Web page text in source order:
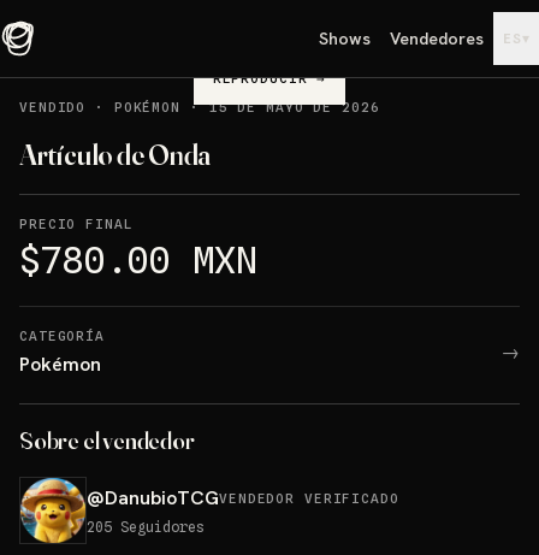
Shows Vendedores ES ▾
REPRODUCIR→
VENDIDO
· POKÉMON ·15 DE MAYO DE 2026
Artículo de Onda
PRECIO FINAL
$780.00 MXN
CATEGORÍA
Pokémon →
Sobre el vendedor
@DanubioTCGVENDEDOR VERIFICADO
205 Seguidores